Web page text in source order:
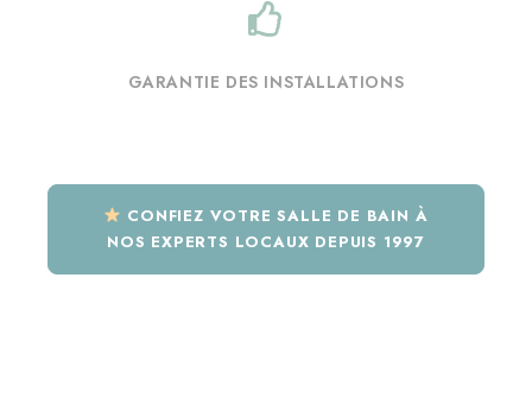
GARANTIE DES INSTALLATIONS
CONFIEZ VOTRE SALLE DE BAIN À
NOS EXPERTS LOCAUX DEPUIS 1997